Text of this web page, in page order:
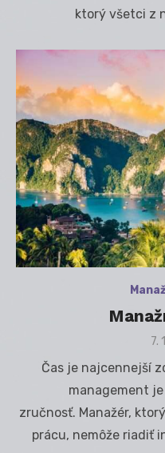
ktorý všetci z
7.
Čas je najcennejší
management
zručnosť. Manažér,
prácu, nemôže riadiť